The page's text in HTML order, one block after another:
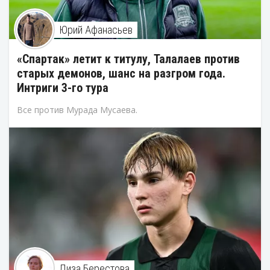
Юрий Афанасьев
«Спартак» летит к титулу, Талалаев против
старых демонов, шанс на разгром года.
Интриги 3-го тура
Все против Мурада Мусаева.